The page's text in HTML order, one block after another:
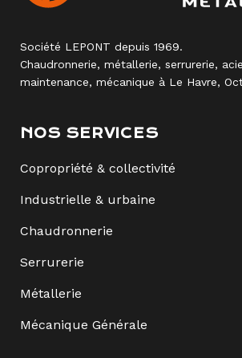
Société LEPONT depuis 1969.
Chaudronnerie, métallerie, serrurerie,
maintenance, mécanique à Le Havre,
NOS SERVICES
Copropriété & collectivité
Industrielle & urbaine
Chaudronnerie
Serrurerie
Métallerie
Mécanique Générale